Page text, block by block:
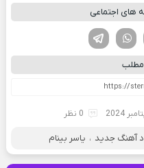
های اجتماعی
لینکدین
مطلب
0 نظر
آهنگ جدید ، یاسر بینام